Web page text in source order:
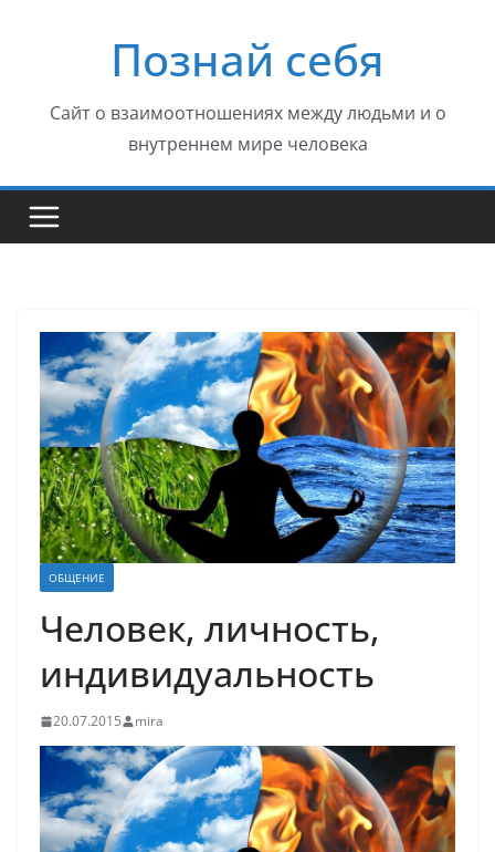
содержимомуПознай себя
Сайт о взаимоотношениях между людьми и о
внутреннем мире человека
ОБЩЕНИЕ
Человек, личность,
индивидуальность
20.07.2015 mira